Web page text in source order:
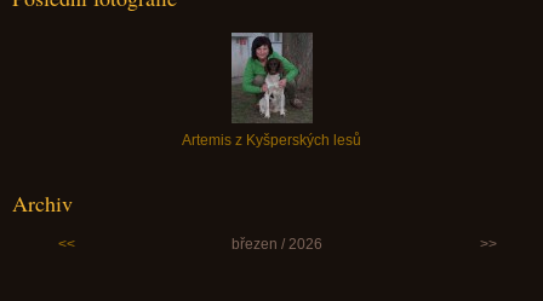
Artemis z Kyšperských lesů
Archiv
<< březen / 2026 >>